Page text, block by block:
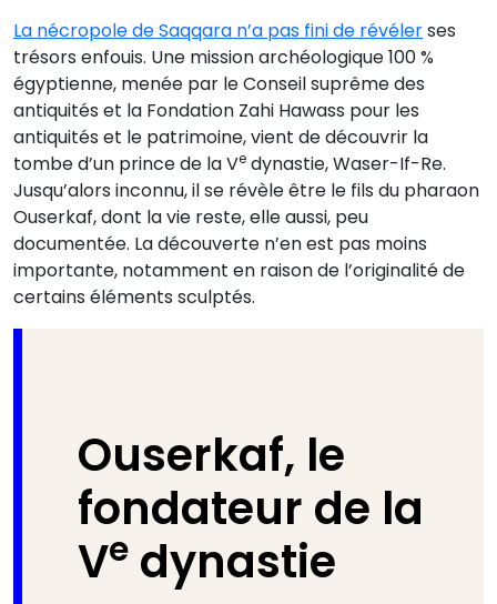
La nécropole de Saqqara n’a pas fini de révélerses
trésors enfouis. Une mission archéologique 100 %
égyptienne, menée par le Conseil suprême des
antiquités et la Fondation Zahi Hawass pour les
antiquités et le patrimoine, vient de découvrir la
tombe d’un prince de la Ve dynastie, Waser-If-Re.
Jusqu’alors inconnu, il se révèle être le fils du pharaon
Ouserkaf, dont la vie reste, elle aussi, peu
documentée. La découverte n’en est pas moins
importante, notamment en raison de l’originalité de
certains éléments sculptés.
Ouserkaf, le
fondateur de la
Ve dynastie